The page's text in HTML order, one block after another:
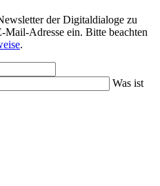
der Digitaldialoge zu
Mail-Adresse ein. Bitte beachten
.
Was ist